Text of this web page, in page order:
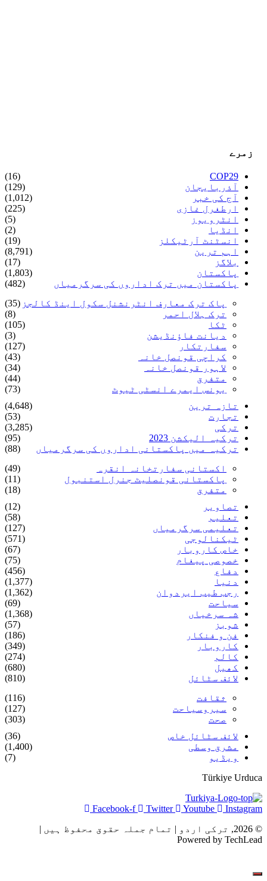
زمرے
COP29
(16)
آذربایجان
(129)
آج کی خبر
(1,012)
ارطغرل غازی
(225)
انٹرویوز
(5)
انڈیا
(2)
انسٹنٹ آرٹیکلز
(19)
اہم ترین
(8,791)
بلاگز
(17)
پاکستان
(1,803)
پاکستان میں ترک اداروں کی سرگرمیاں
(482)
پاک ترک معارف انٹرنشنل سکول اینڈ کالجز (35)
ترک ہلال احمر
(8)
ٹکا
(105)
دیانت فاؤنڈیشن
(3)
سفارتکار
(127)
کراچی قونصل خانہ
(43)
لاہور قونصل خانہ
(34)
متفرق
(44)
یونس ایمرے انسٹی ٹیوٹ
(73)
تازہ ترین
(4,648)
تجارت
(53)
ترکی
(3,285)
ترکیہ الیکشن 2023
(95)
ترکیہ میں پاکستانی اداروں کی سرگرمیاں
(88)
اکستانی سفارتخانہ انقرہ
(49)
پاکستانی قونصلیٹ جنرل استنبول
(11)
متفرق
(18)
تصاویر
(12)
تعلیم
(58)
تعلیمی سرگرمیاں
(127)
ٹیکنالوجی
(571)
خاص کاروبار
(67)
خصوصی پیغام
(75)
دفاع
(456)
دنیا
(1,377)
رجب طیب ایردوان
(1,362)
سیاحت
(69)
شہ سرخیاں
(1,368)
شوبز
(57)
فن و فنکار
(186)
کاروبار
(349)
کالم
(274)
کھیل
(680)
لائف سٹائل
(810)
ثقافت
(116)
سیروسیاحت
(127)
صحت
(303)
لائف سٹائل خاص
(36)
مشرق وسطی
(1,400)
ویڈیو
(7)
Türkiye Urduca
Facebook-f Twitter Youtube
Instagram
© 2026, ترکی اردو | تمام جملہ حقوق محفوظ ہیں |
Powered by TechLead